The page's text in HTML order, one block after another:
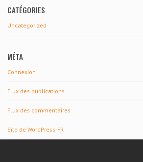
CATÉGORIES
Uncategorized
MÉTA
Connexion
Flux des publications
Flux des commentaires
Site de WordPress-FR